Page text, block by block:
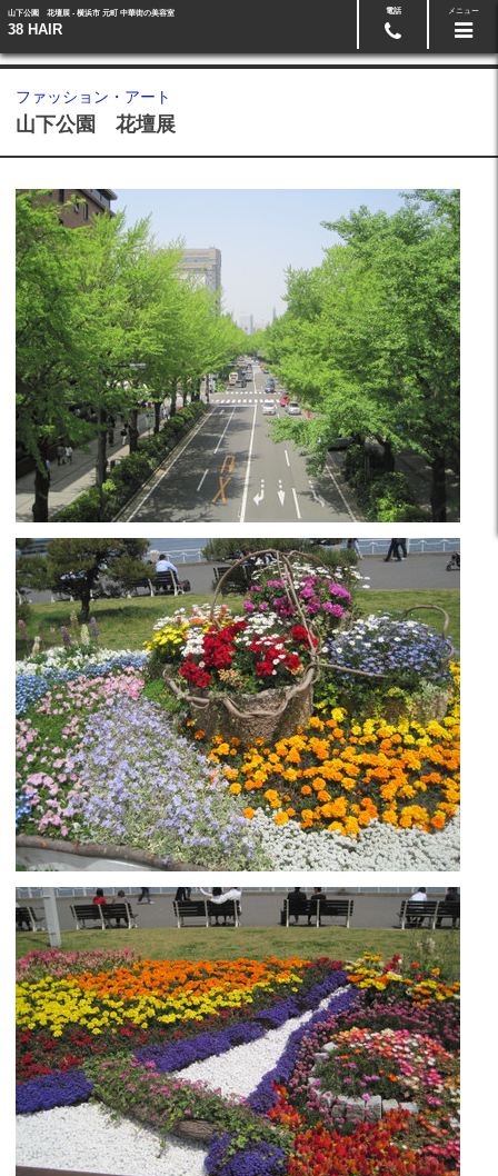
山下公園 花壇展 - 横浜市 元町 中華街の美容室
38 HAIR
電話 メニュー
ファッション・アート
山下公園 花壇展
045-662-3808